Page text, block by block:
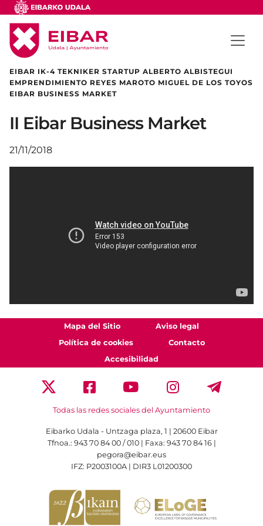
EIBAR IK-4 TEKNIKER STARTUP ALBERTO ALBISTEGUI
EMPRENDIMIENTO REYES MAROTO MIGUEL DE LOS TOYOS
EIBAR BUSINESS MARKET
II Eibar Business Market
21/11/2018
Mapa del Sitio
Aviso legal
Política de cookies
Contacto
Accesibilidad
Todas las redes sociales del Ayuntamiento
Eibarko Udala - Untzaga plaza, 1 | 20600 Eibar
Tfnoa.: 943 70 84 00 / 010 | Faxa: 943 70 84 16 |
pegora@eibar.eus
IFZ: P2003100A | DIR3 L01200300